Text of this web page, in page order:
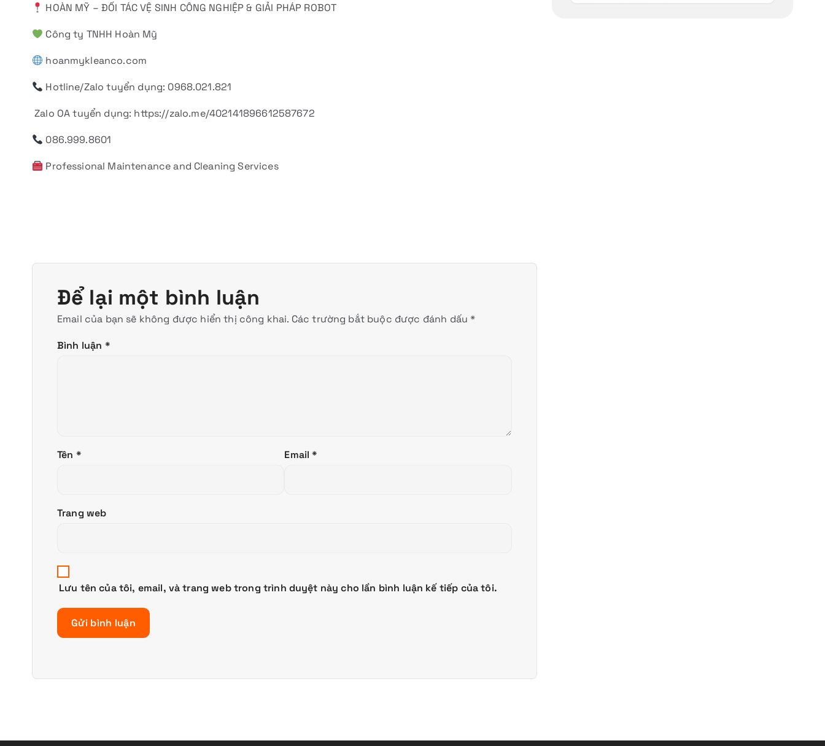
HOÀN MỸ – ĐỐI TÁC VỆ SINH CÔNG NGHIỆP & GIẢI PHÁP ROBOT
Công ty TNHH Hoàn Mỹ
hoanmykleanco.com
Hotline/Zalo tuyển dụng: 0968.021.821
Zalo OA tuyển dụng: https://zalo.me/402141896612587672
086.999.8601
Professional Maintenance and Cleaning Services
Để lại một bình luận
Email của bạn sẽ không được hiển thị công khai. Các trường bắt buộc được đánh dấu*
Bình luận *
Tên * Email*
Trang web
Lưu tên của tôi, email, và trang web trong trình duyệt này cho lần bình luận kế tiếp của tôi.